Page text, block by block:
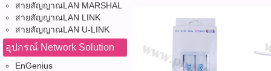
สายสัญญาณLAN MARSHAL
สายสัญญาณLAN LINK
สายสัญญาณLAN U-LINK
อุปกรณ์ Network Solution
EnGenius